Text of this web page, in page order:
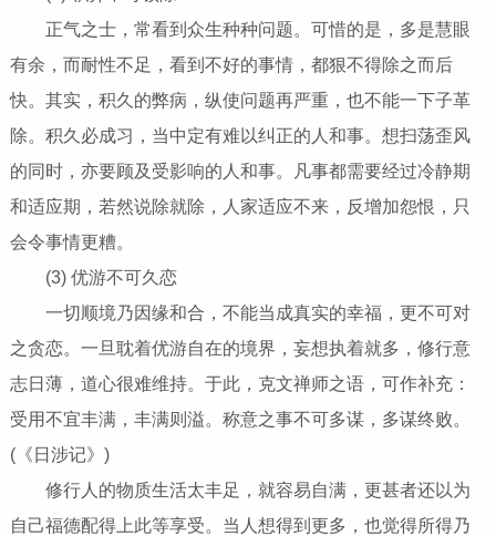
正气之士，常看到众生种种问题。可惜的是，多是慧眼
有余，而耐性不足，看到不好的事情，都狠不得除之而后
快。其实，积久的弊病，纵使问题再严重，也不能一下子革
除。积久必成习，当中定有难以纠正的人和事。想扫荡歪风
的同时，亦要顾及受影响的人和事。凡事都需要经过冷静期
和适应期，若然说除就除，人家适应不来，反增加怨恨，只
会令事情更糟。
(3) 优游不可久恋
一切顺境乃因缘和合，不能当成真实的幸福，更不可对
之贪恋。一旦耽着优游自在的境界，妄想执着就多，修行意
志日薄，道心很难维持。于此，克文禅师之语，可作补充：
受用不宜丰满，丰满则溢。称意之事不可多谋，多谋终败。
(《日涉记》)
修行人的物质生活太丰足，就容易自满，更甚者还以为
自己福德配得上此等享受。当人想得到更多，也觉得所得乃